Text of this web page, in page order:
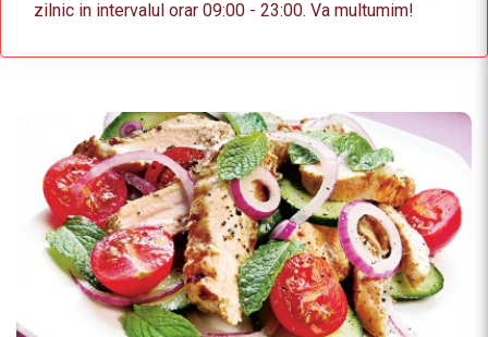
zilnic in intervalul orar 09:00 - 23:00. Va multumim!